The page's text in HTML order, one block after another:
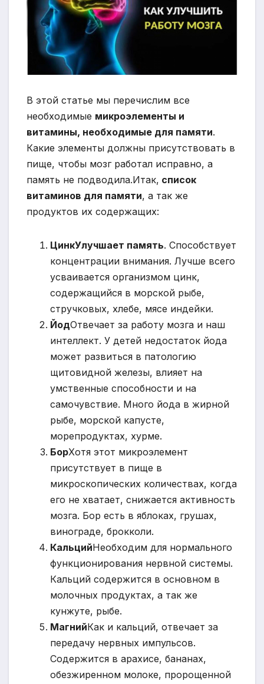
В этой статье мы перечислим все
необходимые микроэлементы и
витамины, необходимые для памяти.
Какие элементы должны присутствовать в
пище, чтобы мозг работал исправно, а
память не подводила.Итак, список
витаминов для памяти, а так же
продуктов их содержащих:
ЦинкУлучшает память. Способствует
концентрации внимания. Лучше всего
усваивается организмом цинк,
содержащийся в морской рыбе,
стручковых, хлебе, мясе индейки.
ЙодОтвечает за работу мозга и наш
интеллект. У детей недостаток йода
может развиться в патологию
щитовидной железы, влияет на
умственные способности и на
самочувствие. Много йода в жирной
рыбе, морской капусте,
морепродуктах, хурме.
БорХотя этот микроэлемент
присутствует в пище в
микроскопических количествах, когда
его не хватает, снижается активность
мозга. Бор есть в яблоках, грушах,
винограде, брокколи.
КальцийНеобходим для нормального
функционирования нервной системы.
Кальций содержится в основном в
молочных продуктах, а так же
кунжуте, рыбе.
МагнийКак и кальций, отвечает за
передачу нервных импульсов.
Содержится в арахисе, бананах,
обезжиренном молоке, пророщенной